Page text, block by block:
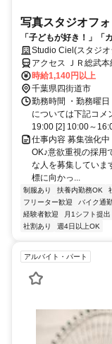
写真スタジオフ
「子どもが好き！」「
ハイクオリティな写真
す♪
Studio Ciel(スタジ
アクセス ＪＲ総武
時給1,140円以上
千葉県四街道市
勤務時間 ・勤務曜
については下記コメ
19:00 [2] 10:00～
仕事内容 募集強化
OK♪意欲重視の採用
な人を募集していま
標に向かっ...
制服あり 扶養内勤務OK
フリーター歓迎
バイク通
経験者歓迎
月1シフト提出
社割あり
週4日以上OK
アルバイト・パート